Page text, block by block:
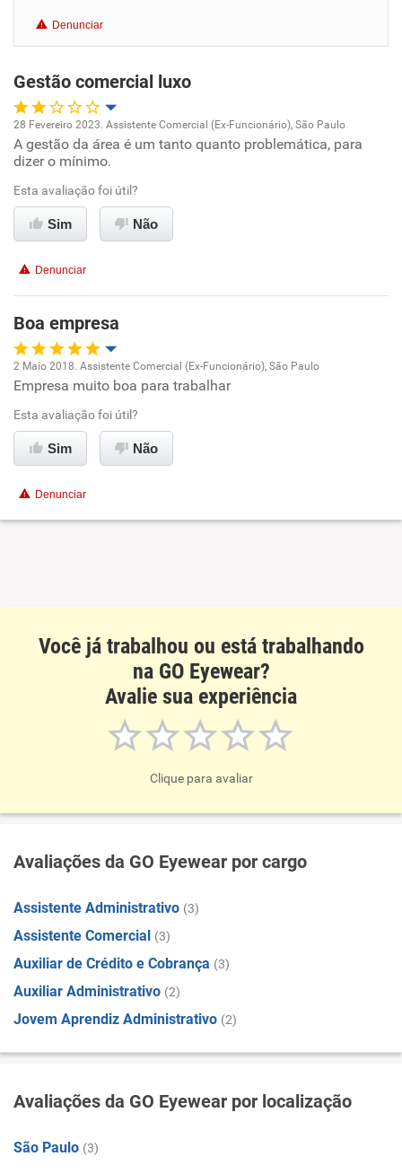
Recomenda esta empresa
Recomenda a diretoria
Denunciar
Gestão comercial luxo
Oportunidade de promoção
Ambiente de trabalho
Conciliação com a vida familiar
Não recomenda esta empresa
Não recomenda a diretoria
28 Fevereiro 2023. Assistente Comercial (Ex-Funcionário), São Paulo
A gestão da área é um tanto quanto problemática, para
dizer o mínimo.
Esta avaliação foi útil?
Sim Não
Denunciar
Boa empresa
Oportunidade de promoção
Ambiente de trabalho
Benefícios
2 Maio 2018. Assistente Comercial (Ex-Funcionário), São Paulo
Empresa muito boa para trabalhar
Esta avaliação foi útil?
Sim Não
Denunciar
Você já trabalhou ou está trabalhando
na GO Eyewear?
Avalie sua experiência
Clique para avaliar
Avaliações da GO Eyewear por cargo
Assistente Administrativo (3)
Assistente Comercial (3)
Auxiliar de Crédito e Cobrança (3)
Auxiliar Administrativo (2)
Jovem Aprendiz Administrativo (2)
Avaliações da GO Eyewear por localização
São Paulo (3)